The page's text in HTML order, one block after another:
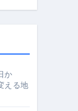
ター #小林将大
か
える地